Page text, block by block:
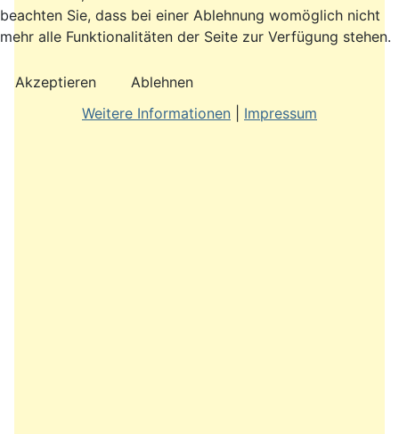
beachten Sie, dass bei einer Ablehnung womöglich nicht
mehr alle Funktionalitäten der Seite zur Verfügung stehen.
Akzeptieren
Ablehnen
Weitere Informationen
Impressum